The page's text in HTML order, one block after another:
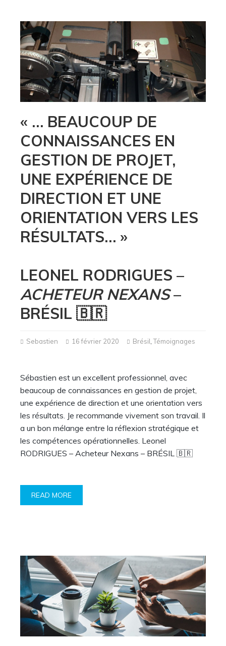
« … BEAUCOUP DE
CONNAISSANCES EN
GESTION DE PROJET,
UNE EXPÉRIENCE DE
DIRECTION ET UNE
ORIENTATION VERS LES
RÉSULTATS… »
LEONEL RODRIGUES –
ACHETEUR NEXANS–
BRÉSIL 🇧🇷
Sebastien 16 février 2020 Brésil,Témoignages
Sébastien est un excellent professionnel, avec
beaucoup de connaissances en gestion de projet,
une expérience de direction et une orientation vers
les résultats. Je recommande vivement son travail. Il
a un bon mélange entre la réflexion stratégique et
les compétences opérationnelles. Leonel
RODRIGUES – Acheteur Nexans – BRÉSIL 🇧🇷
READ MORE